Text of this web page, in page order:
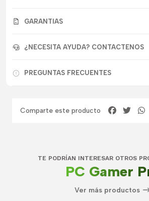
GARANTIAS
¿NECESITA AYUDA? CONTACTENOS
PREGUNTAS FRECUENTES
Comparte este producto
TE PODRÍAN INTERESAR OTROS
PC Gamer
Ver más productos